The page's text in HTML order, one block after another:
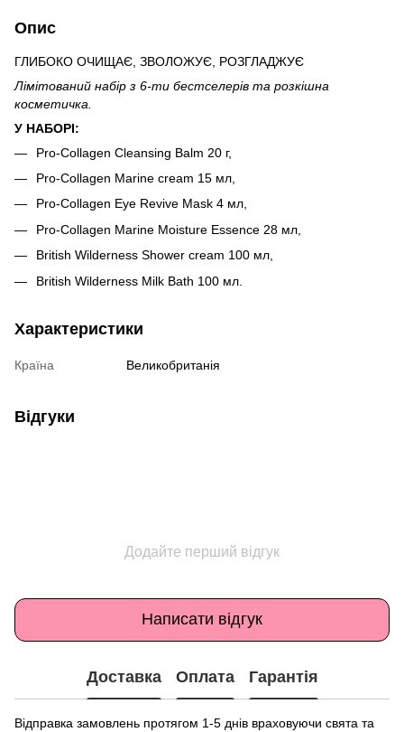
Опис
ГЛИБОКО ОЧИЩАЄ, ЗВОЛОЖУЄ, РОЗГЛАДЖУЄ
Лімітований набір з 6-ти бестселерів та розкішна
косметичка.
У НАБОРІ:
Pro-Collagen Cleansing Balm 20 г,
Pro-Collagen Marine cream 15 мл,
Pro-Collagen Eye Revive Mask 4 мл,
Pro-Collagen Marine Moisture Essence 28 мл,
British Wilderness Shower cream 100 мл,
British Wilderness Milk Bath 100 мл.
Характеристики
Країна Великобританія
Відгуки
Додайте перший відгук
Написати відгук
Доставка Оплата Гарантія
Відправка замовлень протягом 1-5 днів враховуючи свята та